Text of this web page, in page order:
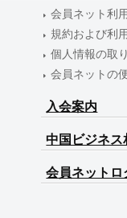
会員ネット利
規約および利
個人情報の取
会員ネットの
入会案内
中国ビジネス
会員ネットロ